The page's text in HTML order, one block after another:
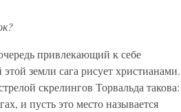
привлекающий к себе
земли сага рисует христианами.
скрелингов Торвальда такова:
и пусть это место называется